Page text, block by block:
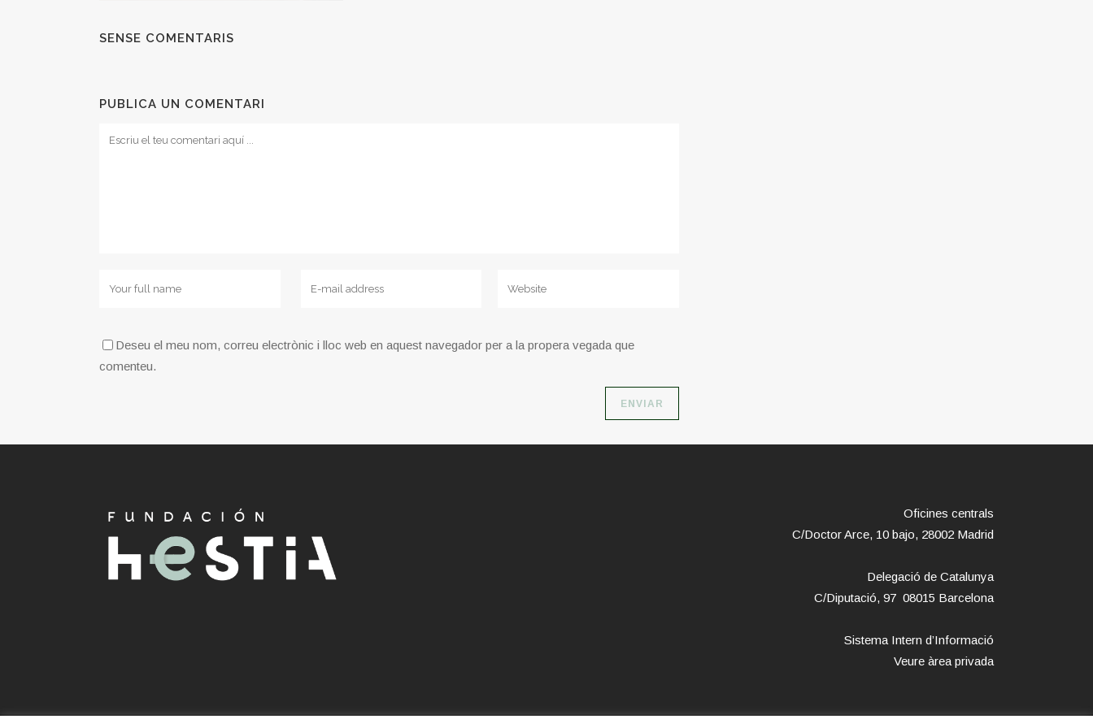
SENSE COMENTARIS
PUBLICA UN COMENTARI
Deseu el meu nom, correu electrònic i lloc web en aquest navegador per a la propera vegada que
comenteu.
Oficines centrals
C/Doctor Arce, 10 bajo, 28002 Madrid
Delegació de Catalunya
C/Diputació, 97 08015 Barcelona
Sistema Intern d’Informació
Veure àrea privada